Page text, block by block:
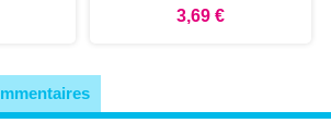
3,69 €